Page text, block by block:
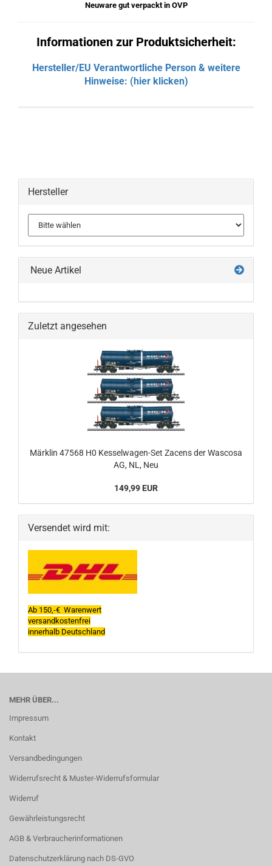
Neuware gut verpackt in OVP
Informationen zur Produktsicherheit:
Hersteller/EU Verantwortliche Person & weitere
Hinweise: (hier klicken)
Hersteller
Neue Artikel
Zuletzt angesehen
Märklin 47568 H0 Kesselwagen-Set Zacens der Wascosa
AG, NL, Neu
149,99 EUR
Versendet wird mit:
Ab 150,-€ Warenwert
versandkostenfrei
innerhalb Deutschland
MEHR ÜBER...
Impressum
Kontakt
Versandbedingungen
Widerrufsrecht & Muster-Widerrufsformular
Widerruf
Gewährleistungsrecht
AGB & Verbraucherinformationen
Datenschutzerklärung nach DS-GVO